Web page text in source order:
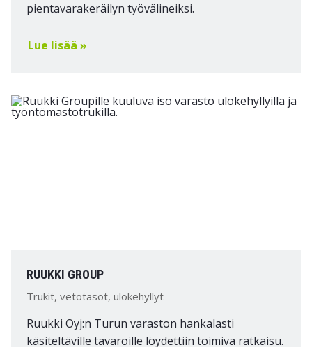
pientavarakeräilyn työvälineiksi.
Lue lisää »
RUUKKI GROUP
Trukit, vetotasot, ulokehyllyt
Ruukki Oyj:n Turun varaston hankalasti
käsiteltäville tavaroille löydettiin toimiva ratkaisu.